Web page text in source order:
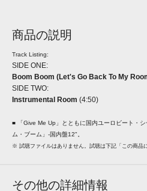
商品の説明
Track Listing:
SIDE ONE:
Boom Boom (Let's Go Back To My
SIDE TWO:
Instrumental Room (4:50)
■ 「Give Me Up」とともに国内ユーロビート・
ム・ブーム」-国内盤12"。
※ 試聴ファイルはありません。試聴は下記「この商品
その他の詳細情報